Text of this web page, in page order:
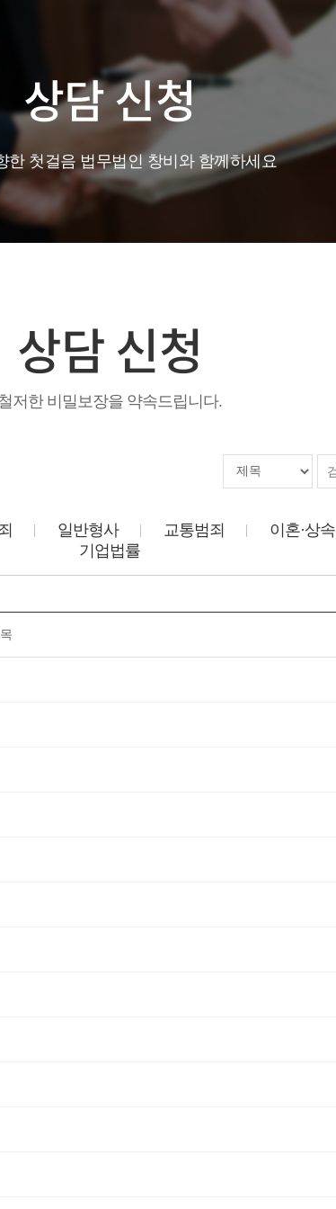
상담 신청
한 첫걸음 법무법인 창비와 함께하세요
상담 신청
저한 비밀보장을 약속드립니다.
일반형사 교통범죄 이혼·상속
기업법률